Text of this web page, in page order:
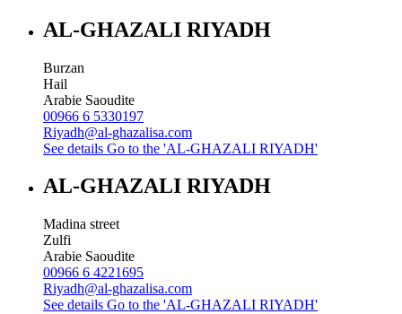
AL-GHAZALI RIYADH
Burzan
Hail
Arabie Saoudite
00966 6 5330197
Riyadh@al-ghazalisa.com
See details Go to the 'AL-GHAZALI RIYADH'
AL-GHAZALI RIYADH
Madina street
Zulfi
Arabie Saoudite
00966 6 4221695
Riyadh@al-ghazalisa.com
See details Go to the 'AL-GHAZALI RIYADH'